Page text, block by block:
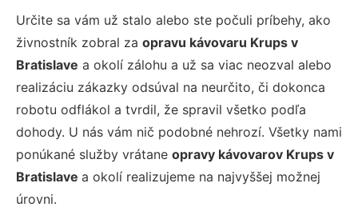
Určite sa vám už stalo alebo ste počuli príbehy, ako
živnostník zobral za opravu kávovaru Krups v
Bratislave a okolí zálohu a už sa viac neozval alebo
realizáciu zákazky odsúval na neurčito, či dokonca
robotu odflákol a tvrdil, že spravil všetko podľa
dohody. U nás vám nič podobné nehrozí. Všetky nami
ponúkané služby vrátane opravy kávovarov Krups v
Bratislave a okolí realizujeme na najvyššej možnej
úrovni.